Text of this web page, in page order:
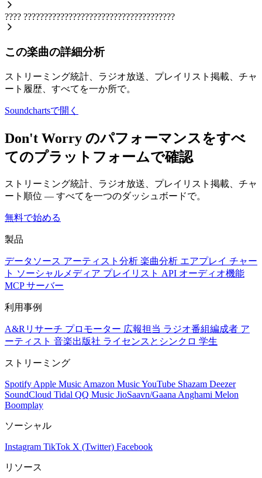
???? ?????????????????????????????????????
この楽曲の詳細分析
ストリーミング統計、ラジオ放送、プレイリスト掲載、チャ
ート履歴、すべてを一か所で。
Soundchartsで開く
Don't Worry のパフォーマンスをすべ
てのプラットフォームで確認
ストリーミング統計、ラジオ放送、プレイリスト掲載、チャ
ート順位 — すべてを一つのダッシュボードで。
無料で始める
製品
データソース アーティスト分析 楽曲分析 エアプレイ チャー
ト ソーシャルメディア プレイリスト API オーディオ機能
MCP サーバー
利用事例
A&Rリサーチ プロモーター 広報担当 ラジオ番組編成者 ア
ーティスト 音楽出版社 ライセンスとシンクロ 学生
ストリーミング
Spotify Apple Music Amazon MusicYouTube Shazam Deezer
SoundCloud Tidal QQ Music JioSaavn/Gaana Anghami Melon
Boomplay
ソーシャル
Instagram TikTok X (Twitter) Facebook
リソース